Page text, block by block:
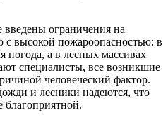
введены ограничения на
с высокой пожароопасностью: в
погода, а в лесных массивах
специалисты, все возникшие
человеческий фактор.
и лесники надеются, что
благоприятной.